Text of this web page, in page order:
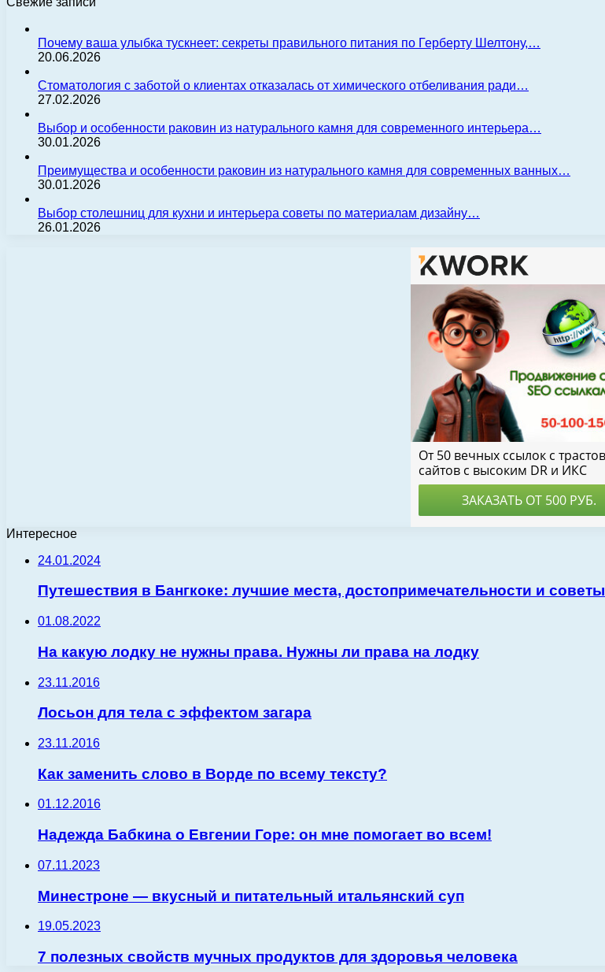
Почему ваша улыбка тускнеет: секреты правильного питания по Герберту Шелтону,…
20.06.2026
Стоматология с заботой о клиентах отказалась от химического отбеливания ради…
27.02.2026
Выбор и особенности раковин из натурального камня для современного интерьера…
30.01.2026
Преимущества и особенности раковин из натурального камня для современных ванных…
30.01.2026
Выбор столешниц для кухни и интерьера советы по материалам дизайну…
26.01.2026
Интересное
24.01.2024
Путешествия в Бангкоке: лучшие места, достопримечательности и советы
01.08.2022
На какую лодку не нужны права. Нужны ли права на лодку
23.11.2016
Лосьон для тела с эффектом загара
23.11.2016
Как заменить слово в Ворде по всему тексту?
01.12.2016
Надежда Бабкина о Евгении Горе: он мне помогает во всем!
07.11.2023
Минестроне — вкусный и питательный итальянский суп
19.05.2023
7 полезных свойств мучных продуктов для здоровья человека